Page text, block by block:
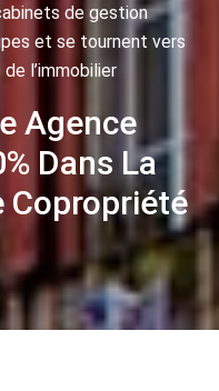
de gestion
et se tournent vers
l’immobilier
Agence
Dans La
Copropriété